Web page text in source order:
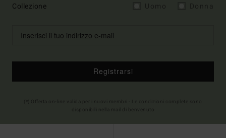
Collezione
Registrarsi